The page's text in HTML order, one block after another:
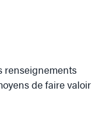
renseignements
de faire valoir